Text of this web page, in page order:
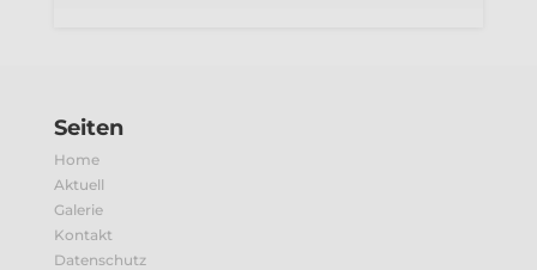
Seiten
Home
Aktuell
Galerie
Kontakt
Datenschutz